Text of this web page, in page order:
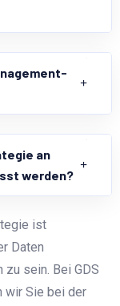
an
werden?
ist
Daten
sein. Bei GDS
wir Sie bei der